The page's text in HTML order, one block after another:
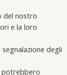
del nostro
e la loro
degli
potrebbero